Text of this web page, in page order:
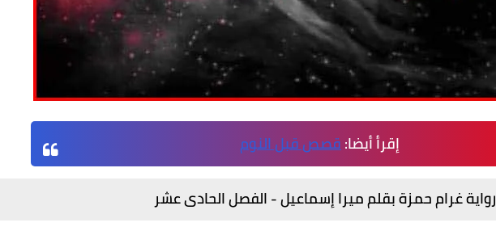
إقرأ أيضا:قصص قبل النوم
رواية غرام حمزة بقلم ميرا إسماعيل - الفصل الحادى عشر